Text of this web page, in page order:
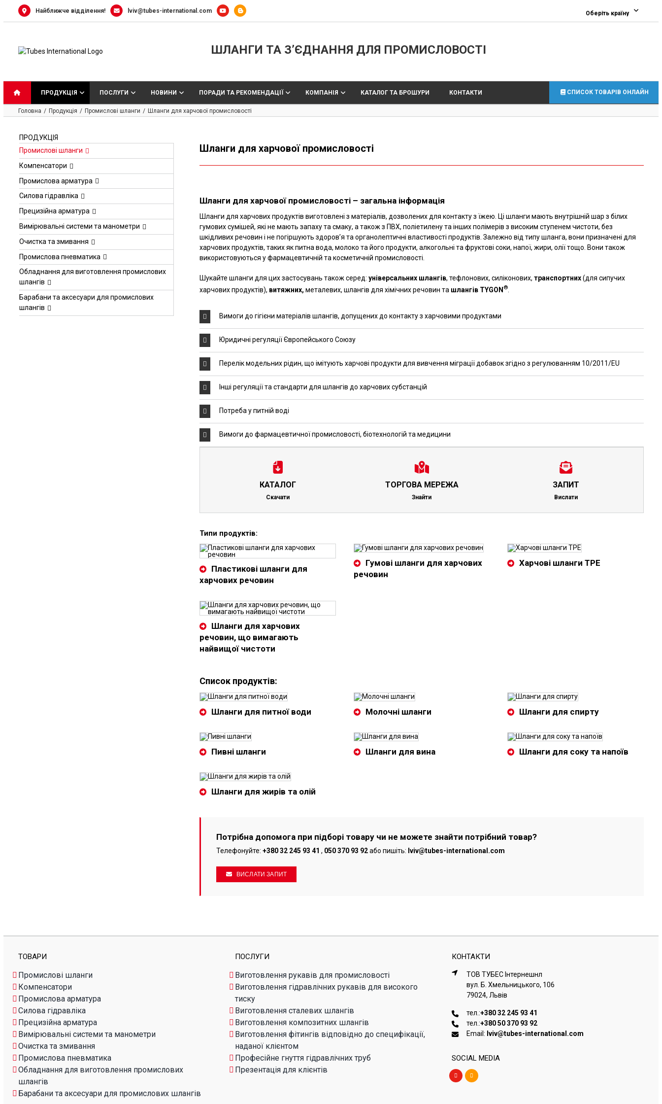
Найближче відділення! lviv@tubes-international.com Оберіть країну
ШЛАНГИ ТА З’ЄДНАННЯ ДЛЯ ПРОМИСЛОВОСТІ
ПРОДУКЦІЯ ПОСЛУГИ НОВИНИ ПОРАДИ ТА РЕКОМЕНДАЦІЇ КОМПАНІЯ КАТАЛОГ ТА БРОШУРИ КОНТАКТИ СПИСОК ТОВАРІВ ОНЛАЙН
Головна Продукція Промислові шланги Шланги для харчової промисловості
Шланги для харчової промисловості
Шланги для харчової промисловості – загальна інформація
Шланги для харчових продуктів виготовлені з матеріалів, дозволених для контакту з їжею. Ці шланги мають внутрішній шар з білих
гумових сумішей, які не мають запаху та смаку, а також з ПВХ, поліетилену та інших полімерів з високим ступенем чистоти, без
шкідливих речовин і не погіршують здоров’я та органолептичні властивості продуктів. Залежно від типу шланга, вони призначені для
харчових продуктів, таких як питна вода, молоко та його продукти, алкогольні та фруктові соки, напої, жири, олії тощо. Вони також
використовуються у фармацевтичній та косметичній промисловості.
Шукайте шланги для цих застосувань також серед:універсальних шлангів, тефлонових, силіконових,транспортних(для сипучих
харчових продуктів), витяжних, металевих, шлангів для хімічних речовин та шлангів TYGON ®
Вимоги до гігієни матеріалів шлангів, допущених до контакту з харчовими продуктами
Юридичні регуляції Європейського Союзу
Перелік модельних рідин, що імітують харчові продукти для вивчення міграції добавок згідно з регулюванням 10/2011/EU
Інші регуляції та стандарти для шлангів до харчових субстанцій
Потреба у питній воді
Вимоги до фармацевтичної промисловості, біотехнологій та медицини
КАТАЛОГ
Скачати
ТОРГОВА МЕРЕЖА
Знайти
ЗАПИТ
Вислати
Типи продуктів:
Пластикові шланги для
харчових речовин
Гумові шланги для харчових
речовин
Харчові шланги TPE
Шланги для харчових
речовин, що вимагають
найвищої чистоти
Список продуктів:
Шланги для питної води Молочні шланги Шланги для спирту
Пивні шланги Шланги для вина Шланги для соку та напоїв
Шланги для жирів та олій
Потрібна допомога при підборі товару чи не можете знайти потрібний товар?
Телефонуйте:+380 32 245 93 41 , 050 370 93 92або пишіть: lviv@tubes-international.com
ВИСЛАТИ ЗАПИТ
ПРОДУКЦІЯ
Промислові шланги
Компенсатори
Промислова арматура
Силова гідравліка
Прецизійна арматура
Вимірювальні системи та манометри
Очистка та змивання
Промислова пневматика
Обладнання для виготовлення промислових
шлангів
Барабани та аксесуари для промислових
шлангів
ТОВАРИ ПОСЛУГИ КОНТАКТИ
Промислові шланги
Компенсатори
Промислова арматура
Силова гідравліка
Прецизійна арматура
Вимірювальні системи та манометри
Очистка та змивання
Промислова пневматика
Обладнання для виготовлення промислових
шлангів
Барабани та аксесуари для промислових шлангів
Виготовлення рукавів для промисловості
Виготовлення гідравлічних рукавів для високого
тиску
Виготовлення сталевих шлангів
Виготовлення композитних шлангів
Виготовлення фітингів відповідно до специфікації,
наданої клієнтом
Професійне гнуття гідравлічних труб
Презентація для клієнтів
ТОВ ТУБЕС Iнтернешнл
вул. Б. Хмельницького, 106
79024, Львiв
тел.:+380 32 245 93 41
тел.:+380 50 370 93 92
Email: lviv@tubes-international.com
SOCIAL MEDIA